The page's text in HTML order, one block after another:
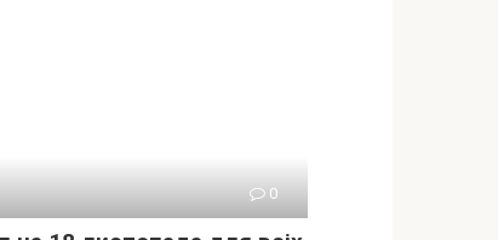
0